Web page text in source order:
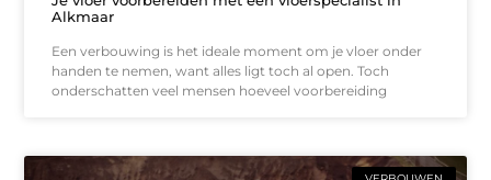
Alkmaar
Een verbouwing is het ideale moment om je vloer onder
handen te nemen, want alles ligt toch al open. Toch
onderschatten veel mensen hoeveel voorbereiding